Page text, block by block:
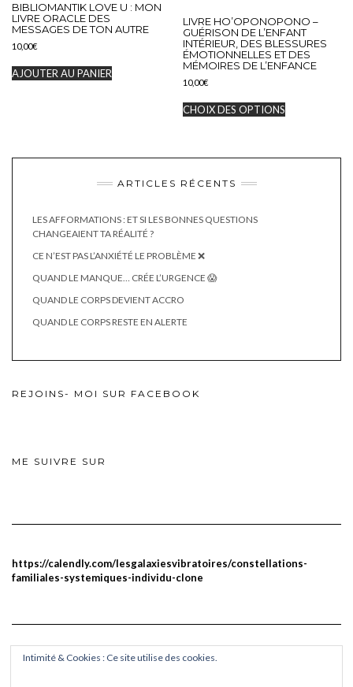
choisies
sur
la
page
BIBLIOMANTIK LOVE U : MON
LIVRE ORACLE DES
MESSAGES DE TON AUTRE
10,00€
AJOUTER AU PANIER
LIVRE HO’OPONOPONO –
GUÉRISON DE L’ENFANT
INTÉRIEUR, DES BLESSURES
ÉMOTIONNELLES ET DES
MÉMOIRES DE L’ENFANCE
10,00€
CHOIX DES OPTIONS
variations.
ARTICLES RÉCENTS
LES AFFORMATIONS : ET SI LES BONNES QUESTIONS
CHANGEAIENT TA RÉALITÉ ?
CE N’EST PAS L’ANXIÉTÉ LE PROBLÈME ❌
QUAND LE MANQUE… CRÉE L’URGENCE 😱
QUAND LE CORPS DEVIENT ACCRO
QUAND LE CORPS RESTE EN ALERTE
REJOINS- MOI SUR FACEBOOK
ME SUIVRE SUR
https://calendly.com/lesgalaxiesvibratoires/constellations-
familiales-systemiques-individu-clone
Intimité & Cookies : Ce site utilise des cookies.